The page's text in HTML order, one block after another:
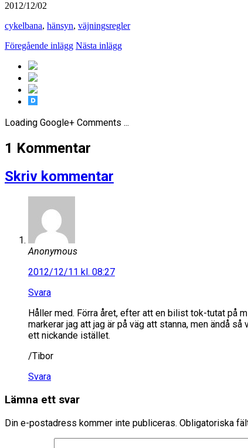
2012/12/02
cykelbana, hänsyn, väjningsregler
Föregående inlägg Nästa inlägg
Loading Google+ Comments ...
1 Kommentar
Skriv kommentar
Anonymous
2012/12/11 kl. 08:27
Svara
Håller med. Förra året, efter att en bilist tok-tutat på
markerar jag att jag är på väg att stanna, men ändå
ett nickande istället.
/Tibor
Svara
Lämna ett svar
Din e-postadress kommer inte publiceras. Obligatoriska